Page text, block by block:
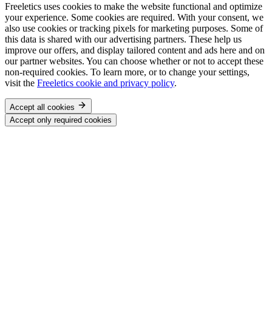
Freeletics uses cookies to make the website functional and optimize
your experience. Some cookies are required. With your consent, we
also use cookies or tracking pixels for marketing purposes. Some of
this data is shared with our advertising partners. These help us
improve our offers, and display tailored content and ads here and on
our partner websites. You can choose whether or not to accept these
non-required cookies. To learn more, or to change your settings,
visit the Freeletics cookie and privacy policy.
Accept all cookies
Accept only required cookies